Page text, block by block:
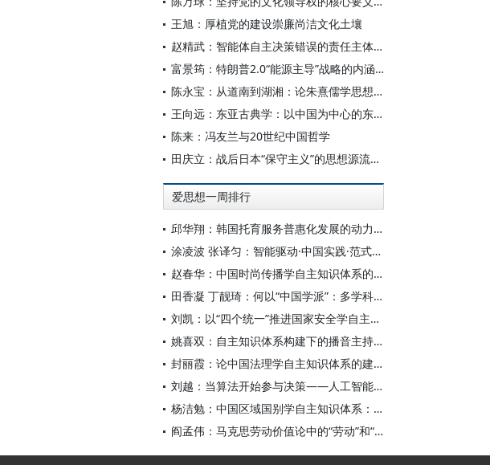
王旭：厚植党的建设崇廉尚洁文化土壤
赵精武：智能体自主决策错误的责任主体与边界
富景筠：特朗普2.0“能源主导”战略的内涵、举措与影响
陈永宝：从道南到湖湘：论朱熹儒学思想的演变
王向远：东亚古典学：以中国为中心的东亚学术文化共同体之建构
陈来：冯友兰与20世纪中国哲学
田庆立：战后日本“保守主义”的思想源流及核心价值探析
爱思想一周排行
邱华翔：韩国托育服务普惠化发展的动力机制、制度路径与政策效应
涂凌波 张译匀：智能驱动·中国实践·范式创新：“构建中国新闻传播学自主知识体系”专题研讨会综述
赵春华：中国时尚传播学自主知识体系的内在逻辑与实践路径
田香凝 丁靓琦：何以“中国学派”：多学科视野下中国特色新闻传播学建设的研究
刘凯：以“四个统一”推进国家安全学自主知识体系构建
姚喜双：自主知识体系构建下的播音主持高等专业教育研究
封丽霞：论中国法理学自主知识体系的建构
刘越：当算法开始参与决策——人工智能重塑全球治理的底层逻辑
杨洁勉：中国区域国别学自主知识体系：本原、借鉴和建构
阎孟伟：马克思劳动价值论中的“劳动”和“价值”概念